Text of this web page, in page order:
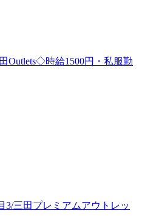
Outlets◇時給1500円・私服勤
3/三田プレミアムアウトレッ